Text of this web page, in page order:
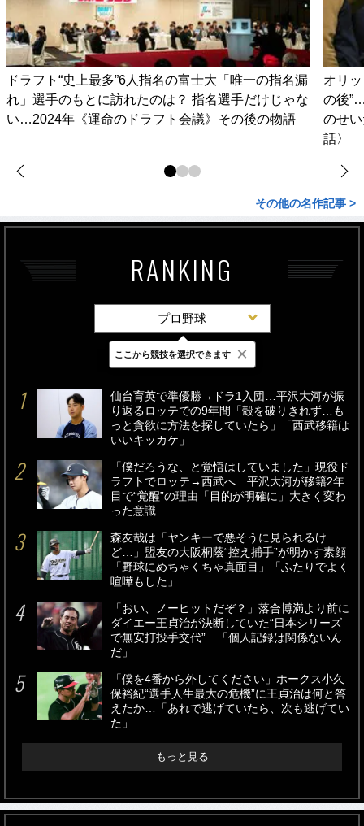
ドラフト“史上最多”6人指名の富士大「唯一の指名漏
れ」選手のもとに訪れたのは？ 指名選手だけじゃな
い…2024年《運命のドラフト会議》その後の物語
オリ
の後
のせ
話〉
その他の名作記事 >
RANKING
プロ野球
最新 24時間 週間
仙台育英で準優勝→ドラ1入団…平沢大河が振
り返るロッテでの9年間「殻を破りきれず…も
っと貪欲に方法を探していたら」「西武移籍は
いいキッカケ」
「僕だろうな、と覚悟はしていました」現役ド
ラフトでロッテ→西武へ…平沢大河が移籍2年
目で“覚醒”の理由「目的が明確に」大きく変わ
った意識
森友哉は「ヤンキーで悪そうに見られるけ
ど…」盟友の大阪桐蔭“控え捕手”が明かす素顔
「野球にめちゃくちゃ真面目」「ふたりでよく
喧嘩もした」
「おい、ノーヒットだぞ？」落合博満より前に
ダイエー王貞治が決断していた“日本シリーズ
で無安打投手交代”…「個人記録は関係ないん
だ」
「僕を4番から外してください」ホークス小久
保裕紀“選手人生最大の危機”に王貞治は何と答
えたか…「あれで逃げていたら、次も逃げてい
た」
もっと見る
ここから競技を選択できます ×